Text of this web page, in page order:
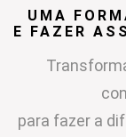
UMA
E FAZER
para fazer a